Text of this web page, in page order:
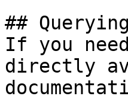
##
If you
directly